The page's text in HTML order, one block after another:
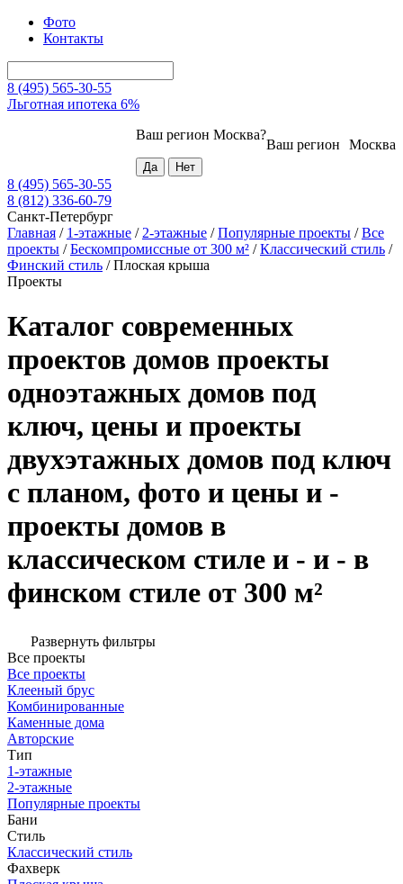
Фото
Контакты
8 (495) 565-30-55
Льготная ипотека 6%
Москва
Ваш регион
Ваш регион Москва?
8 (495) 565-30-55
8 (812) 336-60-79
Санкт-Петербург
Главная / 1-этажные / 2-этажные /Популярные проекты /Все
проекты /Бескомпромиссные от 300 м² /Классический стиль /
Финский стиль /Плоская крыша
Проекты
Каталог современных
проектов домов проекты
одноэтажных домов под
ключ, цены и проекты
двухэтажных домов под ключ
с планом, фото и цены и -
проекты домов в
классическом стиле и - и - в
финском стиле от 300 м²
Развернуть фильтры
Все проекты
Все проекты
Клееный брус
Комбинированные
Каменные дома
Авторские
Тип
1-этажные
2-этажные
Популярные проекты
Бани
Стиль
Классический стиль
Фахверк